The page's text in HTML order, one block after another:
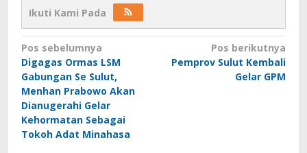
Ikuti Kami Pada
Navigasi
pos
Pos sebelumnya
Digagas Ormas LSM
Gabungan Se Sulut,
Menhan Prabowo Akan
Dianugerahi Gelar
Kehormatan Sebagai
Tokoh Adat Minahasa
Pos berikutnya
Pemprov Sulut Kembali
Gelar GPM